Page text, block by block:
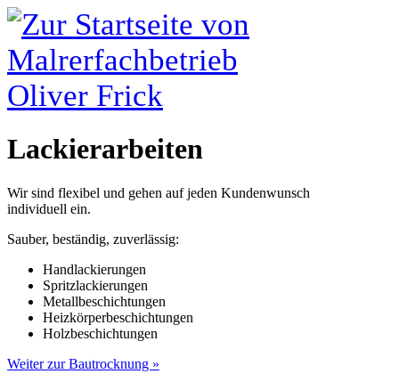
Lackierarbeiten
Wir sind flexibel und gehen auf jeden Kundenwunsch
individuell ein.
Sauber, beständig, zuverlässig:
Handlackierungen
Spritzlackierungen
Metallbeschichtungen
Heizkörperbeschichtungen
Holzbeschichtungen
Weiter zur Bautrocknung »